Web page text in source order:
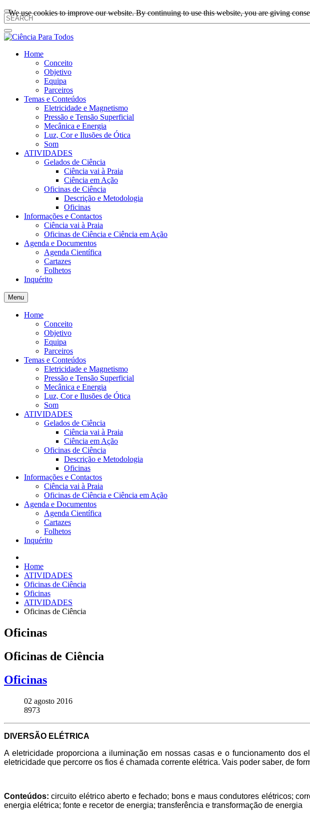
Home
Conceito
Objetivo
Equipa
Parceiros
Temas e Conteúdos
Eletricidade e Magnetismo
Pressão e Tensão Superficial
Mecânica e Energia
Luz, Cor e Ilusões de Ótica
Som
ATIVIDADES
Gelados de Ciência
Ciência vai à Praia
Ciência em Ação
Oficinas de Ciência
Descrição e Metodologia
Oficinas
Informações e Contactos
Ciência vai à Praia
Oficinas de Ciência e Ciência em Ação
Agenda e Documentos
Agenda Científica
Cartazes
Folhetos
Inquérito
Menu
Home
Conceito
Objetivo
Equipa
Parceiros
Temas e Conteúdos
Eletricidade e Magnetismo
Pressão e Tensão Superficial
Mecânica e Energia
Luz, Cor e Ilusões de Ótica
Som
ATIVIDADES
Gelados de Ciência
Ciência vai à Praia
Ciência em Ação
Oficinas de Ciência
Descrição e Metodologia
Oficinas
Informações e Contactos
Ciência vai à Praia
Oficinas de Ciência e Ciência em Ação
Agenda e Documentos
Agenda Científica
Cartazes
Folhetos
Inquérito
Home
ATIVIDADES
Oficinas de Ciência
Oficinas
ATIVIDADES
Oficinas de Ciência
Oficinas
Oficinas de Ciência
Oficinas
02 agosto 2016
8973
DIVERSÃO ELÉTRICA
A eletricidade proporciona a iluminação em nossas casas e o funcionamento dos
eletricidade que percorre os fios é chamada corrente elétrica. Vais poder saber, de
Conteúdos:circuito elétrico aberto e fechado; bons e maus condutores elétricos;
energia elétrica; fonte e recetor de energia; transferência e transformação de energia
We use cookies to improve our website. By continuing to use this website, you are giving